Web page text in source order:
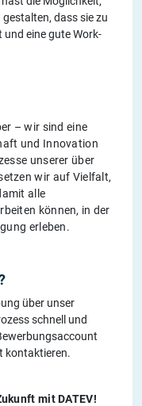
dass sie zu
eine gute Work-
– wir sind eine
und Innovation
unserer über
wir auf Vielfalt,
alle
können, in der
erleben.
über unser
schnell und
kontaktieren.
mit DATEV!